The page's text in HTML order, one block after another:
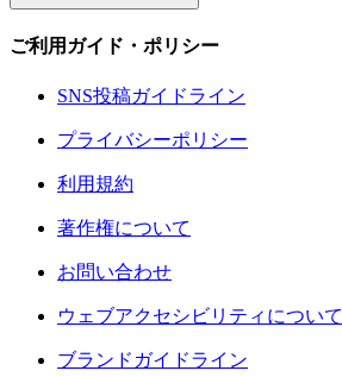
ご利用ガイド・ポリシー
SNS投稿ガイドライン
プライバシーポリシー
利用規約
著作権について
お問い合わせ
ウェブアクセシビリティについて
ブランドガイドライン